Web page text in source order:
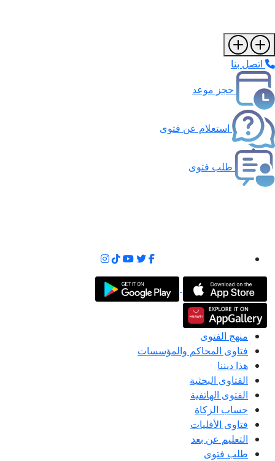
اتصل بنا
حجز موعد
استعلام عن فتوى
طلب فتوى
منهج الفتوى
فتاوى المحاكم والمؤسسات
هذا ديننا
الفتاوى البحثية
الفتوى الهاتفية
حساب الزكاة
فتاوى الأقليات
التعليم عن بعد
طلب فتوى